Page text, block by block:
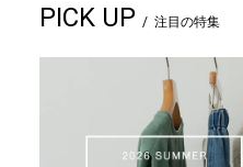
PICK UP 注目の特集